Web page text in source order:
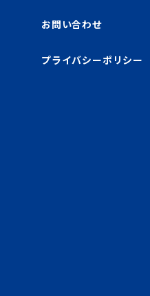
お問い合わせ
プライバシーポリシー